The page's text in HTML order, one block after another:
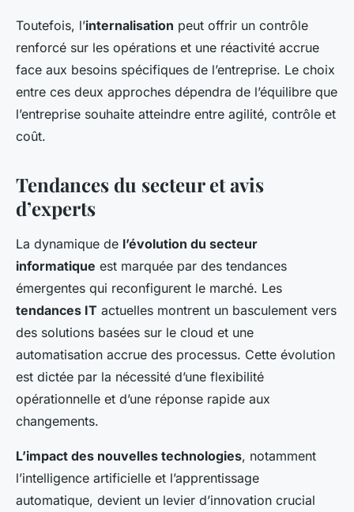
Toutefois, l’internalisation peut offrir un contrôle
renforcé sur les opérations et une réactivité accrue
face aux besoins spécifiques de l’entreprise. Le choix
entre ces deux approches dépendra de l’équilibre que
l’entreprise souhaite atteindre entre agilité, contrôle et
coût.
Tendances du secteur et avis
d’experts
La dynamique de l’évolution du secteur
informatique est marquée par des tendances
émergentes qui reconfigurent le marché. Les
tendances IT actuelles montrent un basculement vers
des solutions basées sur le cloud et une
automatisation accrue des processus. Cette évolution
est dictée par la nécessité d’une flexibilité
opérationnelle et d’une réponse rapide aux
changements.
L’impact des nouvelles technologies, notamment
l’intelligence artificielle et l’apprentissage
automatique, devient un levier d’innovation crucial